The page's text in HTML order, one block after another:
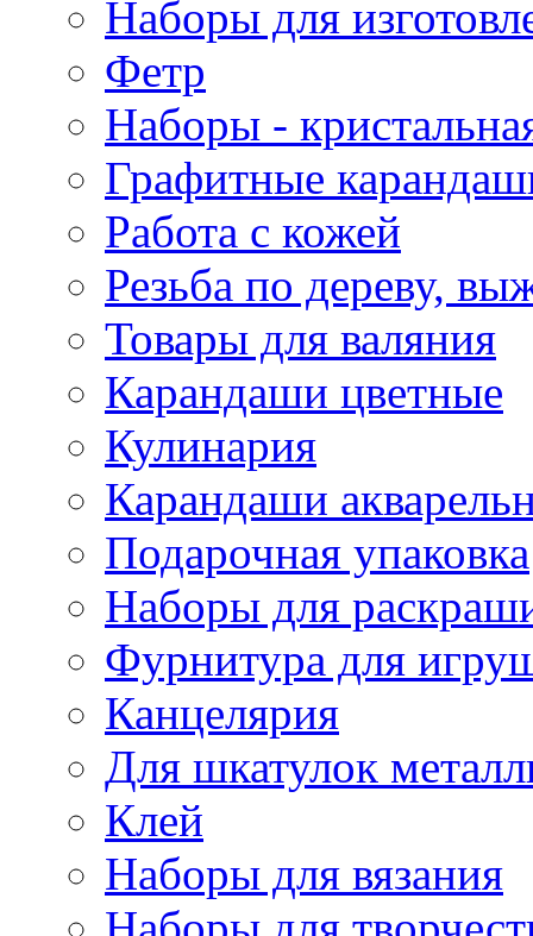
Наборы для
Фетр
Наборы -
Графитные
Работа с кожей
Резьба по дереву,
Товары для валяния
Карандаши цветные
Кулинария
Карандаши
Подарочная упаковка
Наборы для
Фурнитура для
Канцелярия
Для шкатулок
Клей
Наборы для вязания